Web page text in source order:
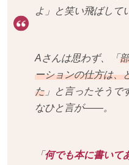
よ」と笑い飛ばして
Aさんは思わず、「
ーションの仕方は、
た」と言ったそうで
なひと言が——。
「 何でも本に書いて